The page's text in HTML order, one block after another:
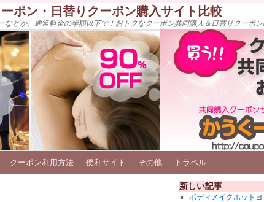
ポン・日替りクーポン購入サイト比較
どが、通常料金の半額以下で！おトクなクーポン共同購入＆日替りクーポ
クーポン利用方法 便利サイト その他 トラベル
新しい記事
ボディメイクホット